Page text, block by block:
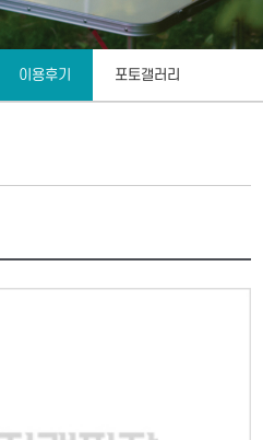
이용후기 포토갤러리